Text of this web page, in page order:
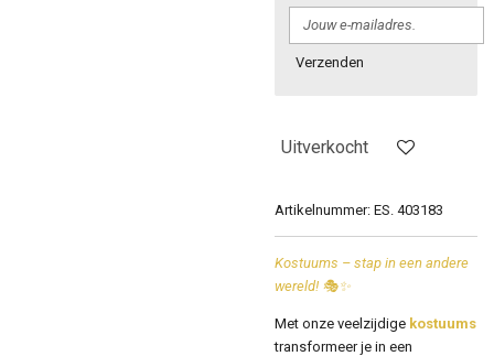
Verzenden
Uitverkocht
Artikelnummer: ES. 403183
Kostuums – stap in een andere
wereld! 🎭✨
Met onze veelzijdige kostuums
transformeer je in een